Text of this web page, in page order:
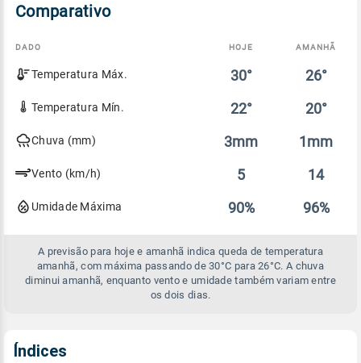
Comparativo
Comparativo
entre
previsão
hoje
DADO HOJE AMANHÃ
Temperatura Máx. 30° 26°
Temperatura Mín. 22° 20°
Chuva (mm) 3mm 1mm
Vento (km/h) 5 14
Umidade Máxima 90% 96%
A previsão para hoje e amanhã indica queda de temperatura
amanhã, com máxima passando de 30°C para 26°C. A chuva
diminui amanhã, enquanto vento e umidade também variam entre
os dois dias.
Índices